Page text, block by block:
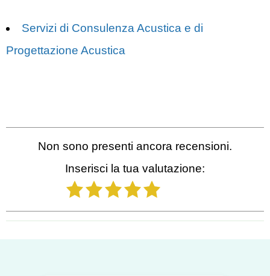
Servizi di Consulenza Acustica e di
Progettazione Acustica
Non sono presenti ancora recensioni.
Inserisci la tua valutazione:
1
2 3 4 5
Salta blocco